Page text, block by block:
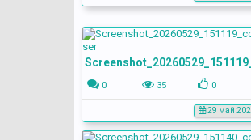
0 35 0
29 май